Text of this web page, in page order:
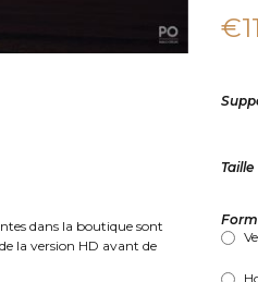
dans la boutique sont
la version HD avant de
€
Taille